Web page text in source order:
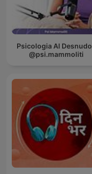
Psicologia Al Desnudo |
@psi.mammoliti